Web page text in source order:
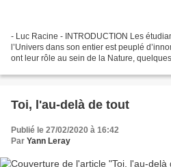
- Luc Racine - INTRODUCTION Les
l’Univers dans son entier est peuplé
ont leur rôle au sein de la Nature,
Toi, l'au-delà de tout
Publié le 27/02/2020 à 16:42
Par Yann Leray